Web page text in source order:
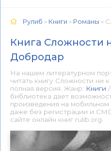
Рулиб » Книги » Романы »
Книга Сложности
Добродар
На нашем литературном
читать книгу Сложности ни
полная версия. Жанр: Книги /
библиотека дает
произведения на
даже без регистрации и
сайте онлайн книг rulib.org.